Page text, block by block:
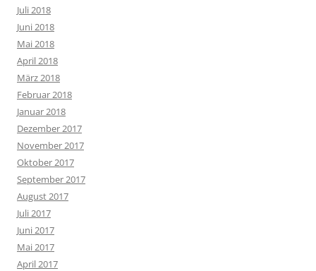
Juli 2018
Juni 2018
Mai 2018
April 2018
März 2018
Februar 2018
Januar 2018
Dezember 2017
November 2017
Oktober 2017
September 2017
August 2017
Juli 2017
Juni 2017
Mai 2017
April 2017